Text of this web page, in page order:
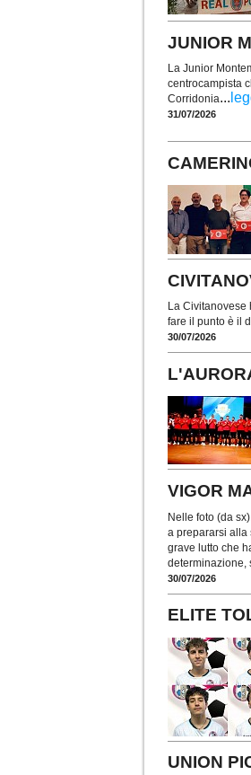
JUNIOR
La Junior
centrocampista
Corridonia...
31/07/2026
La Civitanovese
fare il punto è il
30/07/2026
VIGOR
Nelle foto (da
a prepararsi alla
grave lutto che
determinazione,
30/07/2026
ELITE
UNION